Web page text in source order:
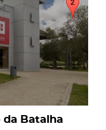
Batalha